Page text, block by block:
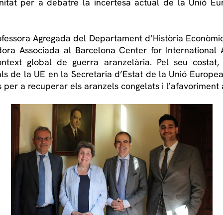
Agregada del Departament d’Història
Associada al Barcelona Center for International
global de guerra aranzelària. Pel seu
de la UE en la Secretaria d’Estat de la Unió
a recuperar els aranzels congelats i l’afavoriment